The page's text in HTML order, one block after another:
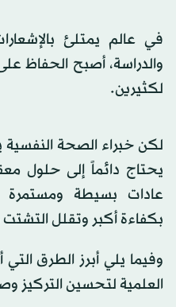
في عالم يمتلئ
والدراسة، أصبح الحفاظ
لكثيرين.
لكن خبراء الصحة النفسية
يحتاج دائماً إلى حلول
عادات بسيطة ومستمرة
بكفاءة أكبر وتقلل التشتت
وفيما يلي أبرز الطرق التي
العلمية لتحسين التركيز